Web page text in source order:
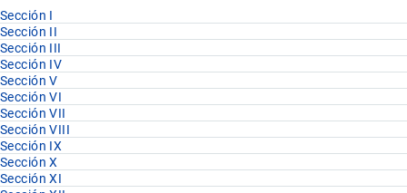
Sección I
Sección II
Sección III
Sección IV
Sección V
Sección VI
Sección VII
Sección VIII
Sección IX
Sección X
Sección XI